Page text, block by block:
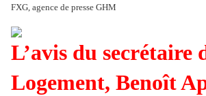
FXG, agence de presse GHM
L’avis du secrétaire
Logement, Benoît